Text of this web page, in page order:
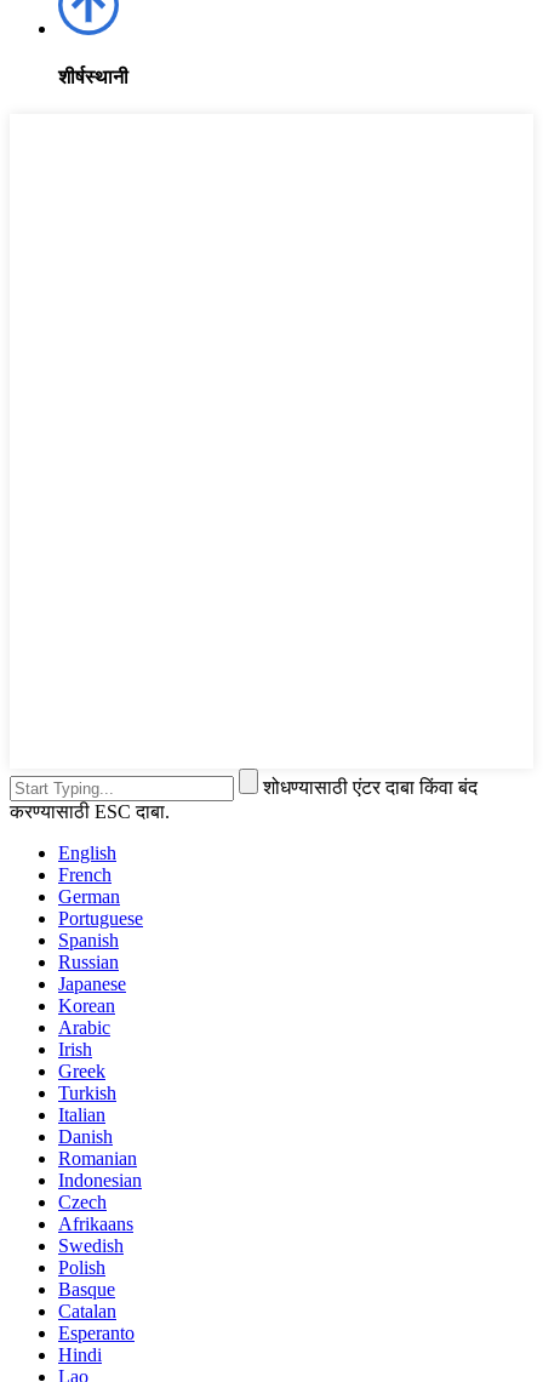
शीर्षस्थानी
शोधण्यासाठी एंटर दाबा किंवा बंद
करण्यासाठी ESC दाबा.
English
French
German
Portuguese
Spanish
Russian
Japanese
Korean
Arabic
Irish
Greek
Turkish
Italian
Danish
Romanian
Indonesian
Czech
Afrikaans
Swedish
Polish
Basque
Catalan
Esperanto
Hindi
Lao